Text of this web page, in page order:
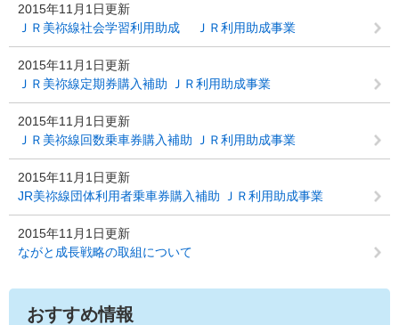
2015年11月1日更新
ＪＲ美祢線社会学習利用助成 ＪＲ利用助成事業
2015年11月1日更新
ＪＲ美祢線定期券購入補助 ＪＲ利用助成事業
2015年11月1日更新
ＪＲ美祢線回数乗車券購入補助 ＪＲ利用助成事業
2015年11月1日更新
JR美祢線団体利用者乗車券購入補助 ＪＲ利用助成事業
2015年11月1日更新
ながと成長戦略の取組について
おすすめ情報